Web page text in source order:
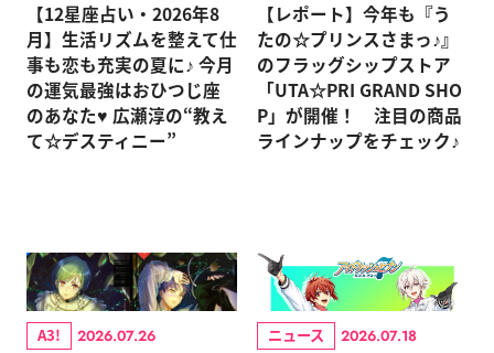
【12星座占い・2026年8
月】生活リズムを整えて仕
事も恋も充実の夏に♪ 今月
の運気最強はおひつじ座
のあなた♥ 広瀬淳の“教え
て☆デスティニー”
【レポート】今年も『う
たの☆プリンスさまっ♪』
のフラッグシップストア
「UTA☆PRI GRAND SHO
P」が開催！ 注目の商品
ラインナップをチェック♪
A3! 2026.07.26 ニュース 2026.07.18